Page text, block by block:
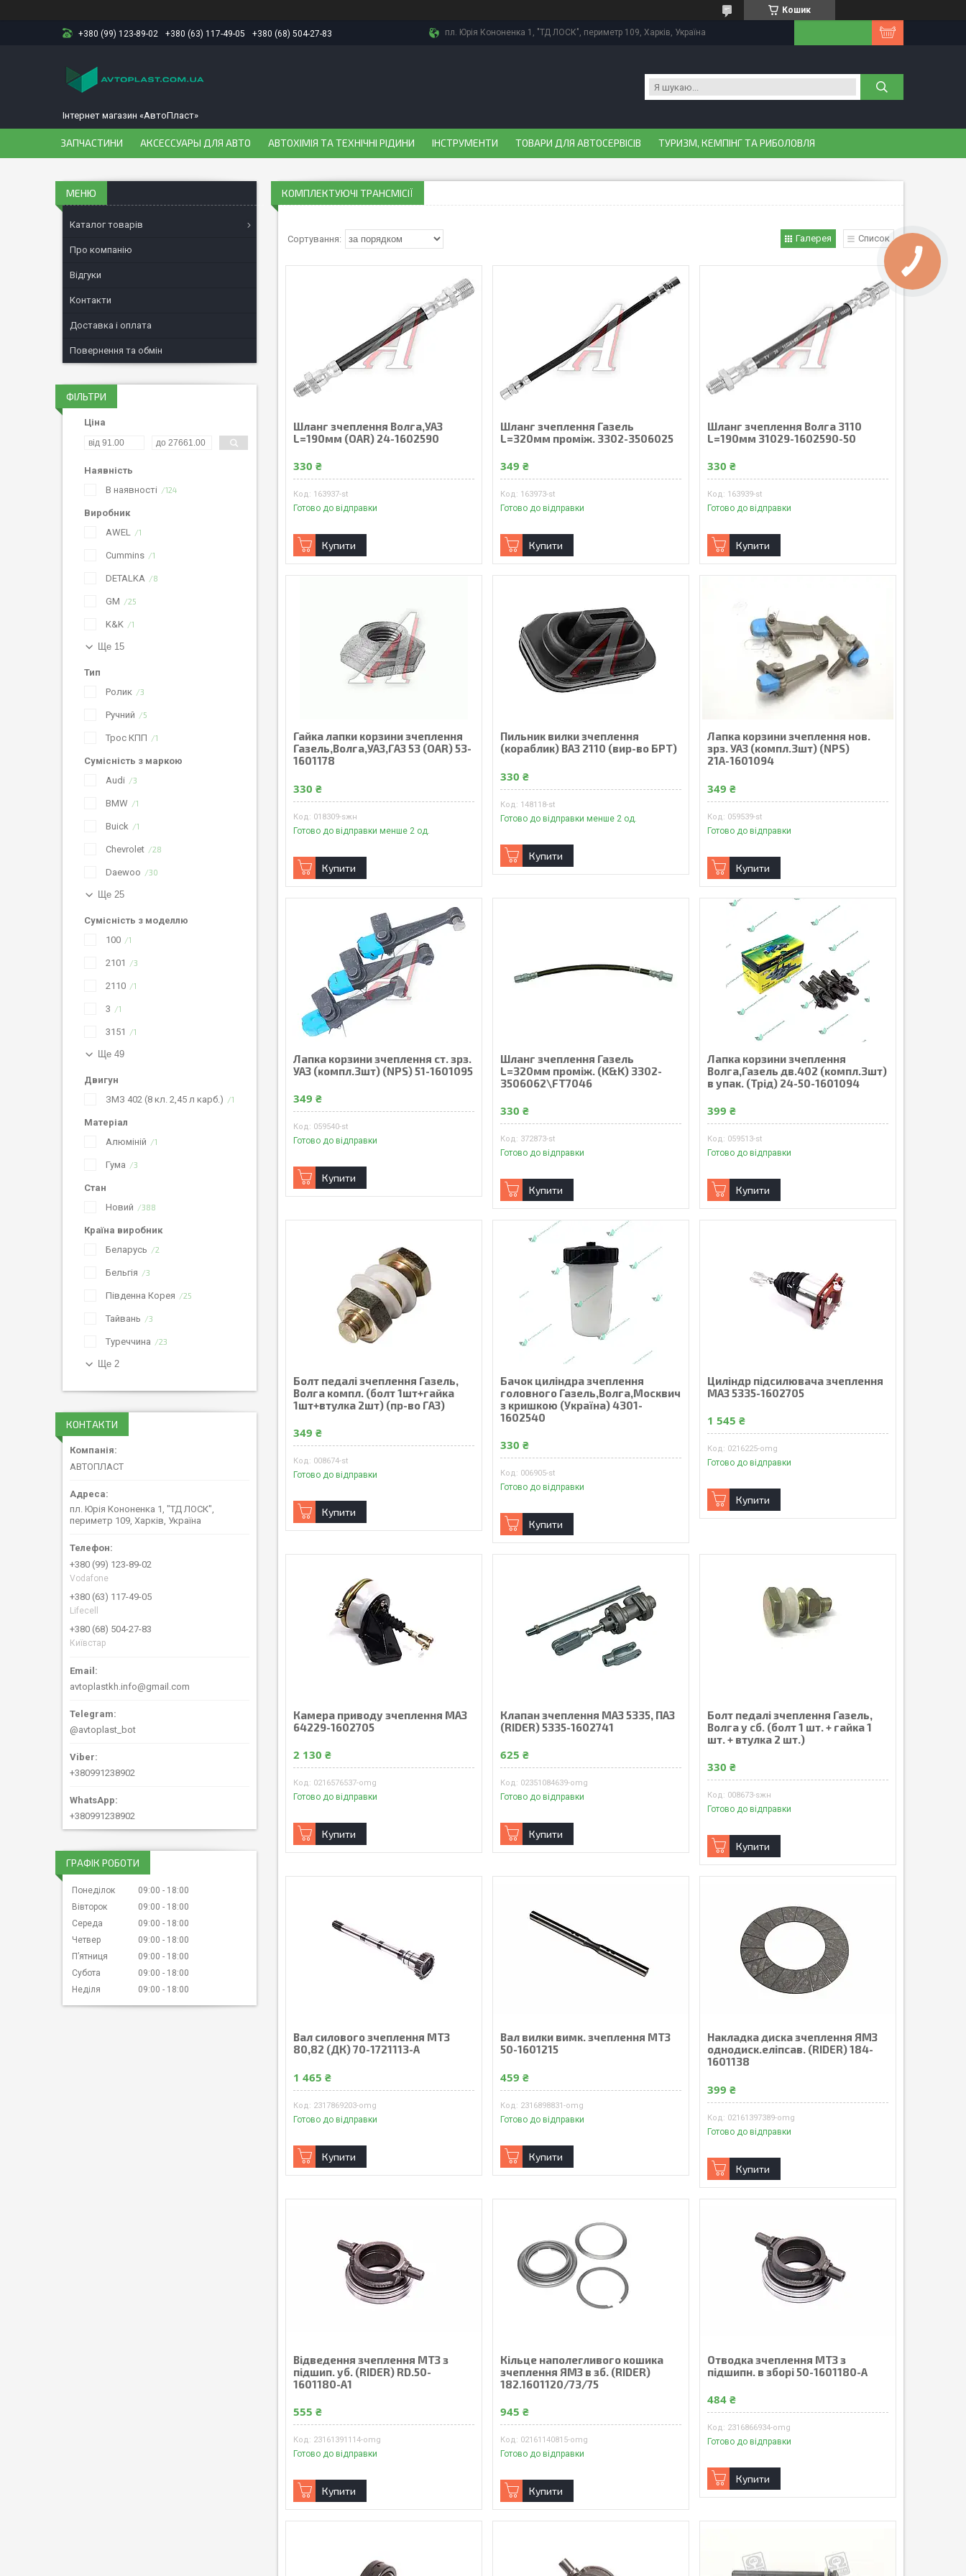
Кошик
+380 (99) 123-89-02 +380 (63) 117-49-05 +380 (68) 504-27-83 пл. Юрія Кононенка 1, "ТД ЛОСК", периметр 109, Харків, Україна
Інтернет магазин «АвтоПласт»
ЗАПЧАСТИНИ АКСЕССУАРЫ ДЛЯ АВТО АВТОХІМІЯ ТА ТЕХНІЧНІ РІДИНИ ІНСТРУМЕНТИ ТОВАРИ ДЛЯ АВТОСЕРВІСІВ ТУРИЗМ, КЕМПІНГ ТА РИБОЛОВЛЯ
КОМПЛЕКТУЮЧІ ТРАНСМІСІЇ
Галерея Список
Шланг зчеплення Волга,УАЗ
L=190мм (OAR) 24-1602590
330 ₴
163937-st
Готово до відправки
Купити
Шланг зчеплення Газель
L=320мм промiж. 3302-3506025
349 ₴
163973-st
Готово до відправки
Купити
Шланг зчеплення Волга 3110
L=190мм 31029-1602590-50
330 ₴
163939-st
Готово до відправки
Купити
Гайка лапки корзини зчеплення
Газель,Волга,УАЗ,ГАЗ 53 (OAR) 53-
1601178
330 ₴
018309-sжн
Готово до відправки менше 2 од.
Купити
Пильник вилки зчеплення
(кораблик) ВАЗ 2110 (вир-во БРТ)
330 ₴
148118-st
Готово до відправки менше 2 од.
Купити
Лапка корзини зчеплення нов.
зрз. УАЗ (компл.3шт) (NPS)
21А-1601094
349 ₴
059539-st
Готово до відправки
Купити
Лапка корзини зчеплення ст. зрз.
УАЗ (компл.3шт) (NPS) 51-1601095
349 ₴
059540-st
Готово до відправки
Купити
Шланг зчеплення Газель
L=320мм промiж. (K&K) 3302-
3506062\FT7046
330 ₴
372873-st
Готово до відправки
Купити
Лапка корзини зчеплення
Волга,Газель дв.402 (компл.3шт)
в упак. (Трiд) 24-50-1601094
399 ₴
059513-st
Готово до відправки
Купити
Болт педалі зчеплення Газель,
Волга компл. (болт 1шт+гайка
1шт+втулка 2шт) (пр-во ГАЗ)
349 ₴
008674-st
Готово до відправки
Купити
Бачок цилiндра зчеплення
головного Газель,Волга,Москвич
з кришкою (Україна) 4301-
1602540
330 ₴
006905-st
Готово до відправки
Купити
Циліндр підсилювача зчеплення
МАЗ 5335-1602705
1 545 ₴
0216225-omg
Готово до відправки
Купити
Камера приводу зчеплення МАЗ
64229-1602705
2 130 ₴
0216576537-omg
Готово до відправки
Купити
Клапан зчеплення МАЗ 5335, ПАЗ
(RIDER) 5335-1602741
625 ₴
02351084639-omg
Готово до відправки
Купити
Болт педалі зчеплення Газель,
Волга у сб. (болт 1 шт. + гайка 1
шт. + втулка 2 шт.)
330 ₴
008673-sжн
Готово до відправки
Купити
Вал силового зчеплення МТЗ
80,82 (ДК) 70-1721113-А
1 465 ₴
2317869203-omg
Готово до відправки
Купити
Вал вилки вимк. зчеплення МТЗ
50-1601215
459 ₴
2316898831-omg
Готово до відправки
Купити
Накладка диска зчеплення ЯМЗ
однодиск.еліпсав. (RIDER) 184-
1601138
399 ₴
02161397389-omg
Готово до відправки
Купити
Відведення зчеплення МТЗ з
підшип. уб. (RIDER) RD.50-
1601180-А1
555 ₴
23161391114-omg
Готово до відправки
Купити
Кільце наполегливого кошика
зчеплення ЯМЗ в зб. (RIDER)
182.1601120/73/75
945 ₴
02161140815-omg
Готово до відправки
Купити
Отводка зчеплення МТЗ з
підшипн. в зборі 50-1601180-А
484 ₴
2316866934-omg
Готово до відправки
Купити
Каталог товарів
Про компанію
Відгуки
Контакти
Доставка і оплата
Повернення та обмін
ФІЛЬТРИ
Ціна
Наявність
В наявності
124
Виробник
AWEL
1
Cummins 1
DETALKA 8
GM 25
K&K 1
Ще 15
Тип
Ролик
3
Ручний 5
Трос КПП 1
Сумісність з маркою
Audi
3
BMW 1
Buick 1
Chevrolet 28
Daewoo 30
Ще 25
Сумісність з моделлю
100
1
2101 3
2110 1
3 1
3151 1
Ще 49
Двигун
ЗМЗ 402 (8 кл. 2,45 л карб.)
1
Матеріал
Алюміній
1
Гума 3
Стан
Новий
388
Країна виробник
Беларусь
2
Бельгія 3
Південна Корея 25
Тайвань 3
Туреччина 23
Ще 2
КОНТАКТИ
АВТОПЛАСТ
пл. Юрія Кононенка 1, "ТД ЛОСК",
периметр 109, Харків, Україна
+380 (99) 123-89-02
Vodafone
+380 (63) 117-49-05
Lifecell
+380 (68) 504-27-83
Київстар
avtoplastkh.info@gmail.com
@avtoplast_bot
+380991238902
+380991238902
ГРАФІК РОБОТИ
Понеділок 09:00
18:00
Вівторок
09:00
18:00
Середа
09:00
18:00
Четвер
09:00
18:00
Пʼятниця
09:00
18:00
Субота
09:00
18:00
Неділя
09:00 18:00